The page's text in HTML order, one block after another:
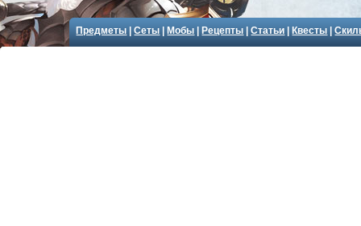
Предметы |Сеты Мобы Рецепты |Статьи Квесты |